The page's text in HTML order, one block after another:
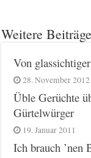
Weitere
Von
28. November 2012
Üble Gerüchte
Gürtelwürger
19. Januar 2011
Ich brauch ’nen